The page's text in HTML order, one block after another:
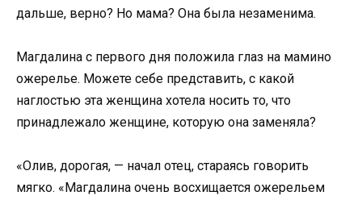
дальше, верно? Но мама? Она была незаменима.
Магдалина с первого дня положила глаз на мамино
ожерелье. Можете себе представить, с какой
наглостью эта женщина хотела носить то, что
принадлежало женщине, которую она заменяла?
«Олив, дорогая, — начал отец, стараясь говорить
мягко. «Магдалина очень восхищается ожерельем